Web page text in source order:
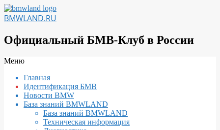
Перейти
к
BMWLAND.RU
Официальный БМВ-Клуб в России
Вторичное
навигации
Меню
Главная
Идентификация БМВ
Новости BMW
База знаний BMWLAND
База знаний BMWLAND
Техническая информация